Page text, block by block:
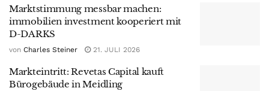
Marktstimmung messbar machen:
immobilien investment kooperiert mit
D-DARKS
von Charles Steiner 21. JULI 2026
Markteintritt: Revetas Capital kauft
Bürogebäude in Meidling